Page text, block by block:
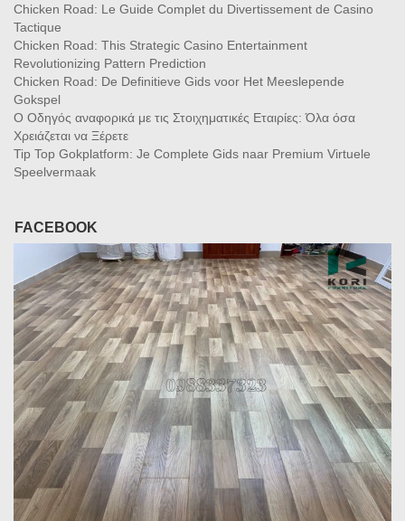
Chicken Road: Le Guide Complet du Divertissement de Casino
Tactique
Chicken Road: This Strategic Casino Entertainment
Revolutionizing Pattern Prediction
Chicken Road: De Definitieve Gids voor Het Meeslepende
Gokspel
Ο Οδηγός αναφορικά με τις Στοιχηματικές Εταιρίες: Όλα όσα
Χρειάζεται να Ξέρετε
Tip Top Gokplatform: Je Complete Gids naar Premium Virtuele
Speelvermaak
FACEBOOK